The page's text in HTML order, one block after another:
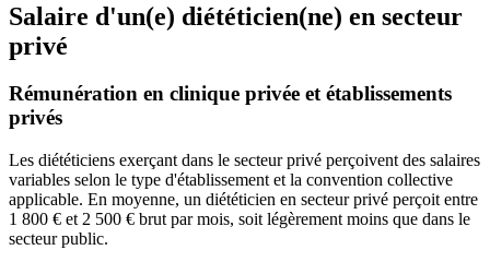
Salaire d'un(e) diététicien(ne) en secteur
privé
Rémunération en clinique privée et établissements
privés
Les diététiciens exerçant dans le secteur privé perçoivent des salaires
variables selon le type d'établissement et la convention collective
applicable. En moyenne, un diététicien en secteur privé perçoit entre
1 800 € et 2 500 € brut par mois, soit légèrement moins que dans le
secteur public.